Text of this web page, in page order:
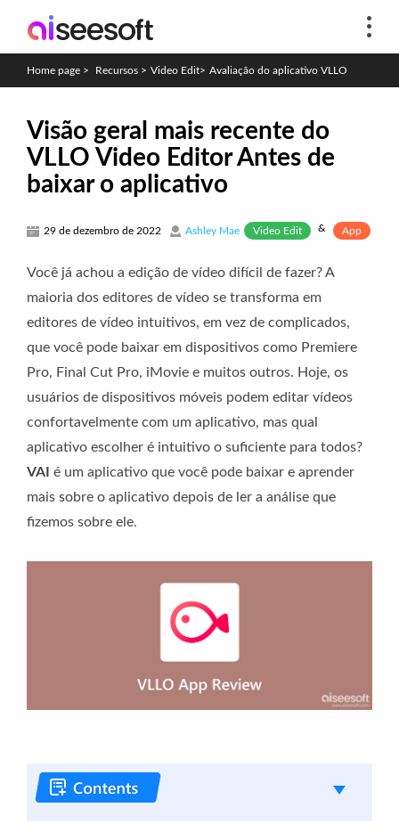
Home page > Recursos > Video Edit> Avaliação do aplicativo VLLO
Visão geral mais recente do
VLLO Video Editor Antes de
baixar o aplicativo
29 de dezembro de 2022 Ashley Mae Video Edit & App
Você já achou a edição de vídeo difícil de fazer? A
maioria dos editores de vídeo se transforma em
editores de vídeo intuitivos, em vez de complicados,
que você pode baixar em dispositivos como Premiere
Pro, Final Cut Pro, iMovie e muitos outros. Hoje, os
usuários de dispositivos móveis podem editar vídeos
confortavelmente com um aplicativo, mas qual
aplicativo escolher é intuitivo o suficiente para todos?
VAI é um aplicativo que você pode baixar e aprender
mais sobre o aplicativo depois de ler a análise que
fizemos sobre ele.